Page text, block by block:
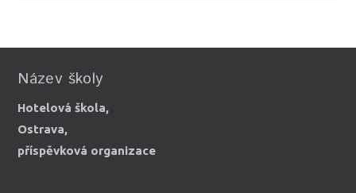
Název školy
Hotelová škola,
Ostrava,
příspěvková organizace